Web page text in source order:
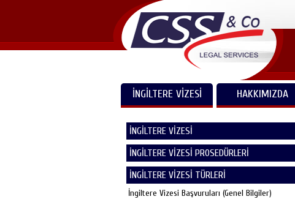
İNGİLTERE VİZESİ HAKKIMIZDA
İNGİLTERE VİZESİ
İNGİLTERE VİZESİ PROSEDÜRLERİ
İNGİLTERE VİZESİ TÜRLERİ
İngiltere Vizesi Başvuruları (Genel Bilgiler)